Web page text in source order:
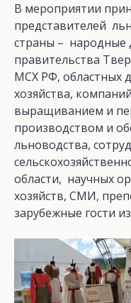
В мероприятии
представителей
страны – народные
правительства
МСХ РФ, областных
хозяйства,
выращиванием и
производством и
льноводства,
области, научных
хозяйств, СМИ,
зарубежные гости